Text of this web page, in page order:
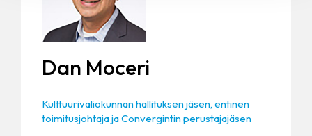
Dan Moceri
Kulttuurivaliokunnan hallituksen jäsen, entinen
toimitusjohtaja ja Convergintin perustajajäsen